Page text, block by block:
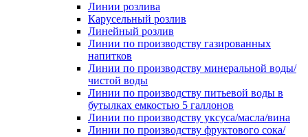
Линии розлива
Карусельный розлив
Линейный розлив
Линии по производству газированных
напитков
Линии по производству минеральной воды/
чистой воды
Линии по производству питьевой воды в
бутылках емкостью 5 галлонов
Линии по производству уксуса/масла/вина
Линии по производству фруктового сока/